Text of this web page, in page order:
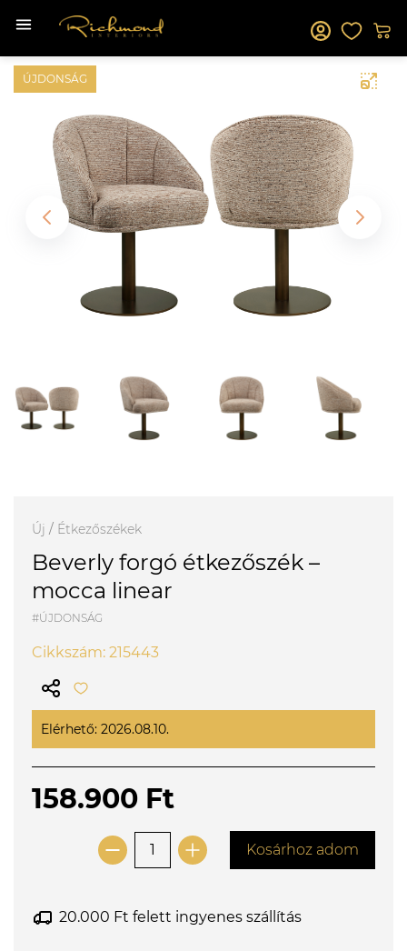
ÚJDONSÁG
Új / Étkezőszékek
Beverly forgó étkezőszék –
mocca linear
#ÚJDONSÁG
Cikkszám: 215443
Elérhető: 2026.08.10.
158.900 Ft
Kosárhoz adom
20.000 Ft felett ingyenes szállítás